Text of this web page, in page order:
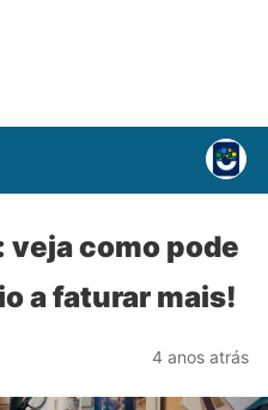
veja como pode
a faturar mais!
4 anos atrás